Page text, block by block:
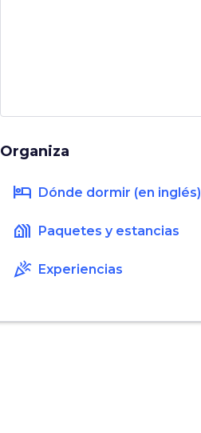
Organiza
hotel Dónde dormir (en inglés)
holiday_village Paquetes y estancias
celebration Experiencias